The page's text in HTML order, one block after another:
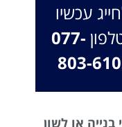
עכשיו
077-
803-
בנייה או לשון